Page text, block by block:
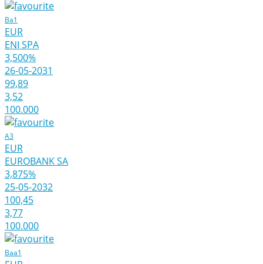
Ba1
EUR
ENI SPA
3,500%
26-05-2031
99,89
3,52
100.000
A3
EUR
EUROBANK SA
3,875%
25-05-2032
100,45
3,77
100.000
Baa1